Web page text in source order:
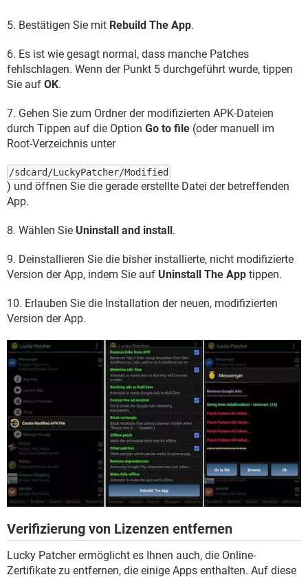
5. Bestätigen Sie mit Rebuild The App.
6. Es ist wie gesagt normal, dass manche Patches
fehlschlagen. Wenn der Punkt 5 durchgeführt wurde, tippen
Sie auf OK.
7. Gehen Sie zum Ordner der modifizierten APK-Dateien
durch Tippen auf die Option Go to file (oder manuell im
Root-Verzeichnis unter
/sdcard/LuckyPatcher/Modified
) und öffnen Sie die gerade erstellte Datei der betreffenden
App.
8. Wählen Sie Uninstall and install .
9. Deinstallieren Sie die bisher installierte, nicht modifizierte
Version der App, indem Sie auf Uninstall The App tippen.
10. Erlauben Sie die Installation der neuen, modifizierten
Version der App.
Verifizierung von Lizenzen entfernen
Lucky Patcher ermöglicht es Ihnen auch, die Online-
Zertifikate zu entfernen, die einige Apps enthalten. Auf diese